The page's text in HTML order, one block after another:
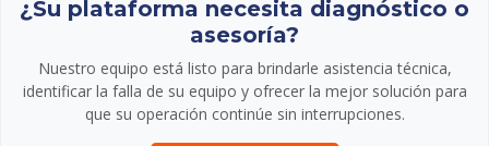
¿Su plataforma necesita diagnóstico o
asesoría?
Nuestro equipo está listo para brindarle asistencia técnica,
identificar la falla de su equipo y ofrecer la mejor solución para
que su operación continúe sin interrupciones.